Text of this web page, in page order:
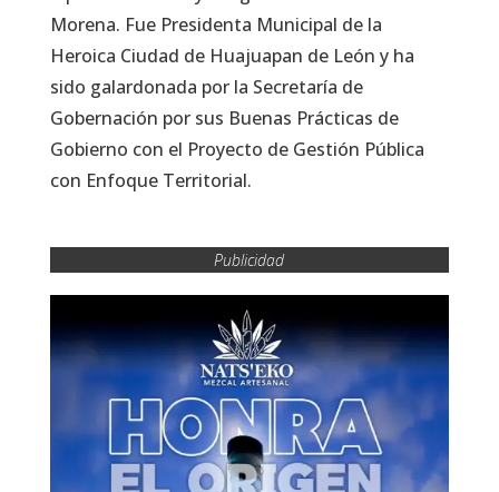
Morena. Fue Presidenta Municipal de la
Heroica Ciudad de Huajuapan de León y ha
sido galardonada por la Secretaría de
Gobernación por sus Buenas Prácticas de
Gobierno con el Proyecto de Gestión Pública
con Enfoque Territorial.
Publicidad